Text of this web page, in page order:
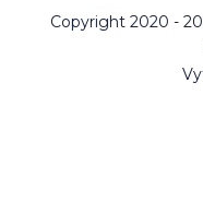
Copyright 2020 -